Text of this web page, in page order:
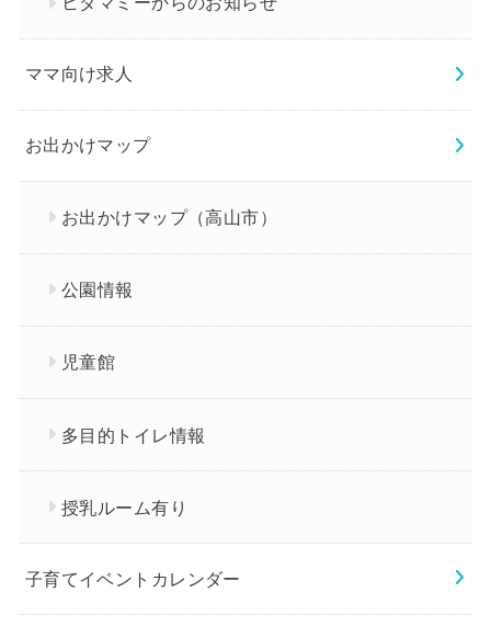
ママ向け求人
お出かけマップ
お出かけマップ（高山市）
公園情報
児童館
多目的トイレ情報
授乳ルーム有り
子育てイベントカレンダー